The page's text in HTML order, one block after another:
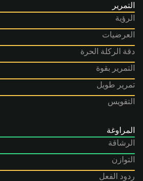
التمرير
الرؤية
العرضيات
دقة الركلة الحرة
التمرير بقوة
تمرير طويل
التقويس
المراوغة
الرشاقة
التوازن
ردود الفعل